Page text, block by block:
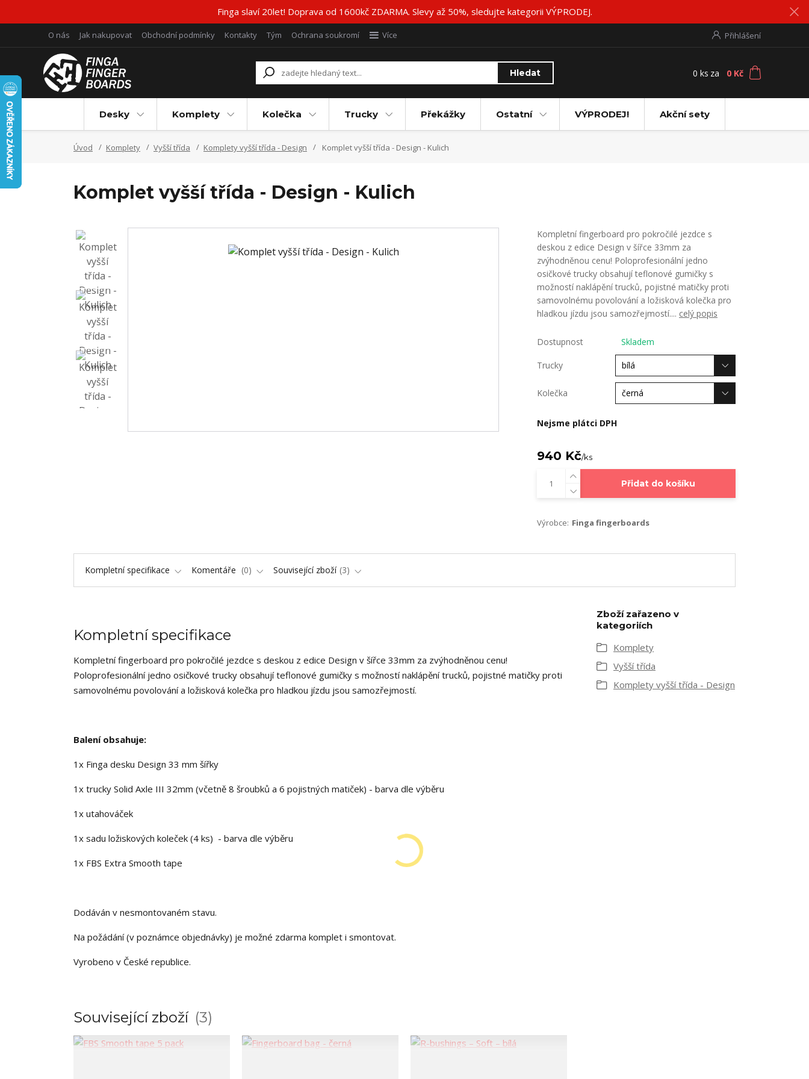
Finga slaví 20let! Doprava od 1600kč ZDARMA. Slevy až 50%, sledujte kategorii VÝPRODEJ.
O nás Jak nakupovat Obchodní podmínky Kontakty Tým Ochrana soukromí Více Přihlášení
Hledat 0 ks za 0 Kč
Desky Komplety Kolečka Trucky Překážky Ostatní VÝPRODEJ! Akční sety
Úvod Komplety Vyšší třída Komplety vyšší třída - Design Komplet vyšší třída - Design - Kulich
Komplet vyšší třída - Design - Kulich
Kompletní fingerboard pro pokročilé jezdce s
deskou z edice Design v šířce 33mm za
zvýhodněnou cenu! Poloprofesionální jedno
osičkové trucky obsahují teflonové gumičky s
možností naklápění trucků, pojistné matičky proti
samovolnému povolování a ložisková kolečka pro
hladkou jízdu jsou samozřejmostí.... celý popis
Dostupnost Skladem
Trucky
Kolečka
Nejsme plátci DPH
940 Kč/ks
Přidat do košíku
Výrobce: Finga fingerboards
Kompletní specifikace Komentáře 0 Související zboží 3
Kompletní specifikace
Kompletní fingerboard pro pokročilé jezdce s deskou z edice Design v šířce 33mm za zvýhodněnou cenu!
Poloprofesionální jedno osičkové trucky obsahují teflonové gumičky s možností naklápění trucků, pojistné matičky proti
samovolnému povolování a ložisková kolečka pro hladkou jízdu jsou samozřejmostí.
Balení obsahuje:
1x Finga desku Design 33 mm šířky
1x trucky Solid Axle III 32mm (včetně 8 šroubků a 6 pojistných matiček) - barva dle výběru
1x utahováček
1x sadu ložiskových koleček (4 ks) - barva dle výběru
1x FBS Extra Smooth tape
Dodáván v nesmontovaném stavu.
Na požádání (v poznámce objednávky) je možné zdarma komplet i smontovat.
Vyrobeno v České republice.
Zboží zařazeno v
kategoriích
Komplety
Vyšší třída
Komplety vyšší třída - Design
Související zboží 3